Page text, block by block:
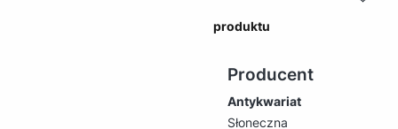
produktu
Producent
Antykwariat
Słoneczna